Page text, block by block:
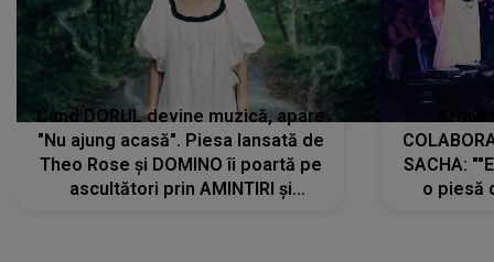
Când DORUL devine muzică, apare
"Nu ajung acasă". Piesa lansată de
Theo Rose și DOMINO îi poartă pe
ascultători prin AMINTIRI și
SACHA:
o piesă